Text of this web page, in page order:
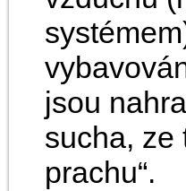
jsou
sucha, ze
prachu“.